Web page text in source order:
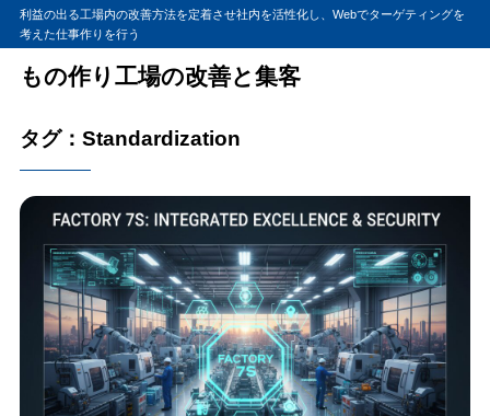
利益の出る工場内の改善方法を定着させ社内を活性化し、Webでターゲティングを
考えた仕事作りを行う
もの作り工場の改善と集客
タグ：Standardization